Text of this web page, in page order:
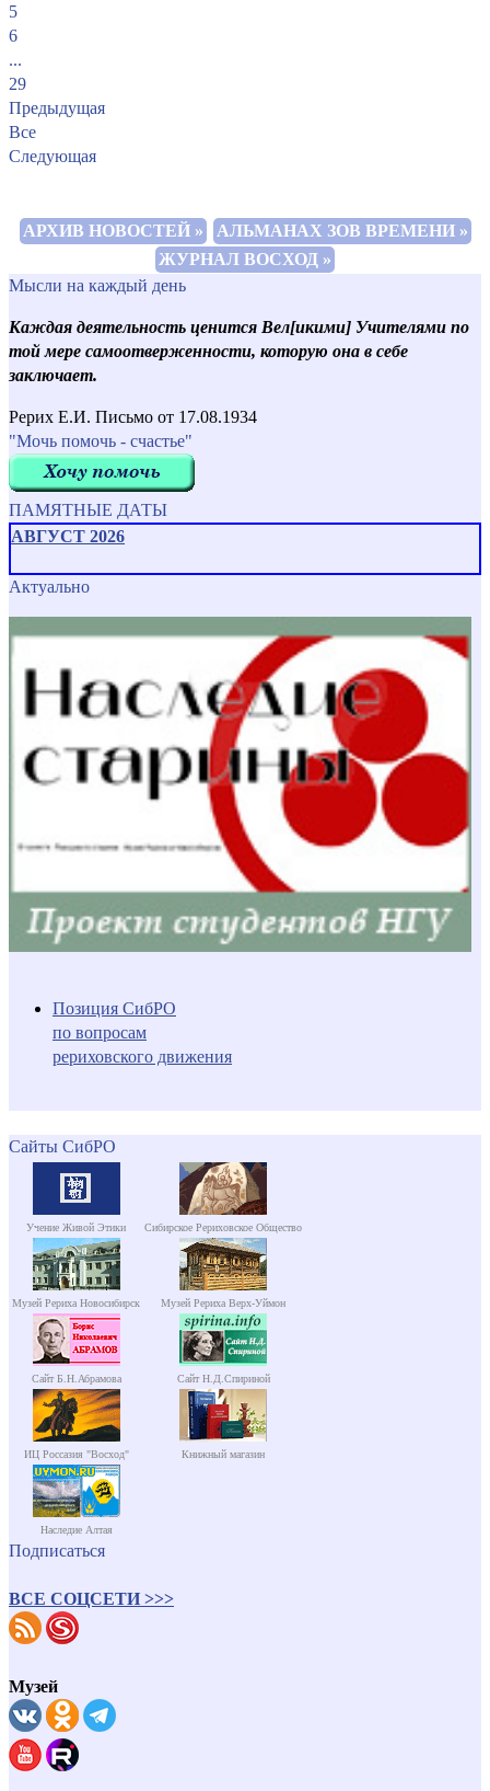
5
6
...
29
Предыдущая
Все
Следующая
АРХИВ НОВОСТЕЙ »
АЛЬМАНАХ ЗОВ ВРЕМЕНИ »
ЖУРНАЛ ВОСХОД »
Мысли на каждый день
Каждая деятельность ценится Вел[икими] Учителями по
той мере самоотверженности, которую она в себе
заключает.
Рерих Е.И. Письмо от 17.08.1934
"Мочь помочь - счастье"
ПАМЯТНЫЕ ДАТЫ
АВГУСТ 2026
Актуально
Позиция СибРО
по вопросам
рериховского движения
Сайты СибРО
Учение Живой Этики Сибирское Рериховское Общество
Музей Рериха Новосибирск Музей Рериха Верх-Уймон
Сайт Б.Н.Абрамова Сайт Н.Д.Спириной
ИЦ Россазия "Восход" Книжный магазин
Наследие Алтая
Подписаться
ВСЕ СОЦСЕТИ >>>
Музей